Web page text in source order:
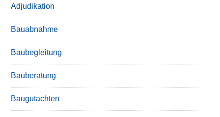
Adjudikation
Bauabnahme
Baubegleitung
Bauberatung
Baugutachten